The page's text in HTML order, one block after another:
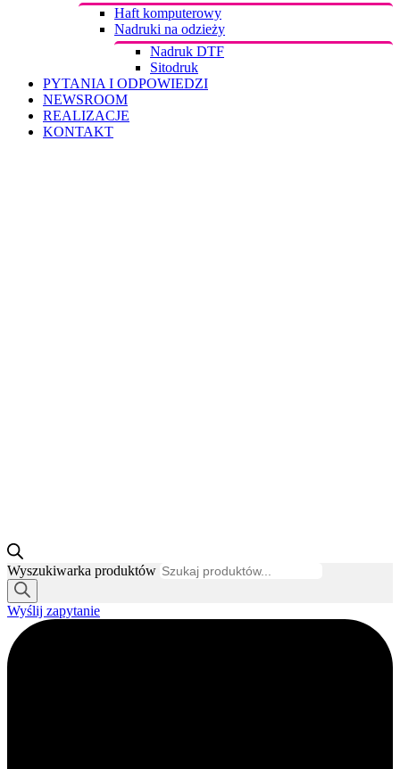
Haft komputerowy
Nadruki na odzieży
Nadruk DTF
Sitodruk
PYTANIA I ODPOWIEDZI
NEWSROOM
REALIZACJE
KONTAKT
Wyszukiwarka produktów
Wyślij zapytanie